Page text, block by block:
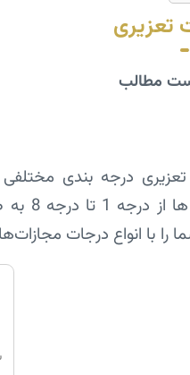
تعزیری
مطالب
خفیف پیش می‌رود. در این نوشتار از سایت گروه حقوقی
را با انواع درجات